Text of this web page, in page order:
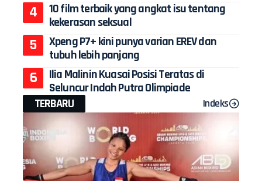
10 film terbaik yang angkat isu tentang
kekerasan seksual
Xpeng P7+ kini punya varian EREV dan
tubuh lebih panjang
Ilia Malinin Kuasai Posisi Teratas di
Seluncur Indah Putra Olimpiade
TERBARU
Indeks